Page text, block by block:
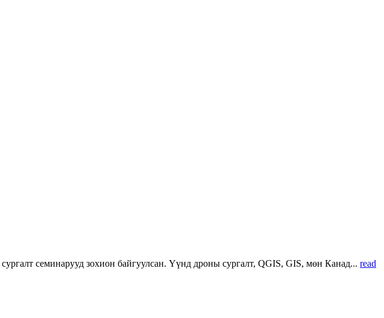
семинарууд зохион байгуулсан. Үүнд дроны сургалт, QGIS, GIS, мөн Канад... read